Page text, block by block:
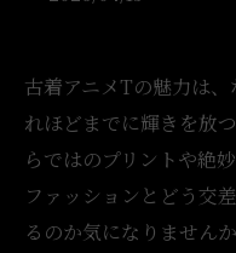
古着アニメTの魅力は
れほどまでに輝きを放
らではのプリントや絶
ファッションとどう交
るのか気になりません